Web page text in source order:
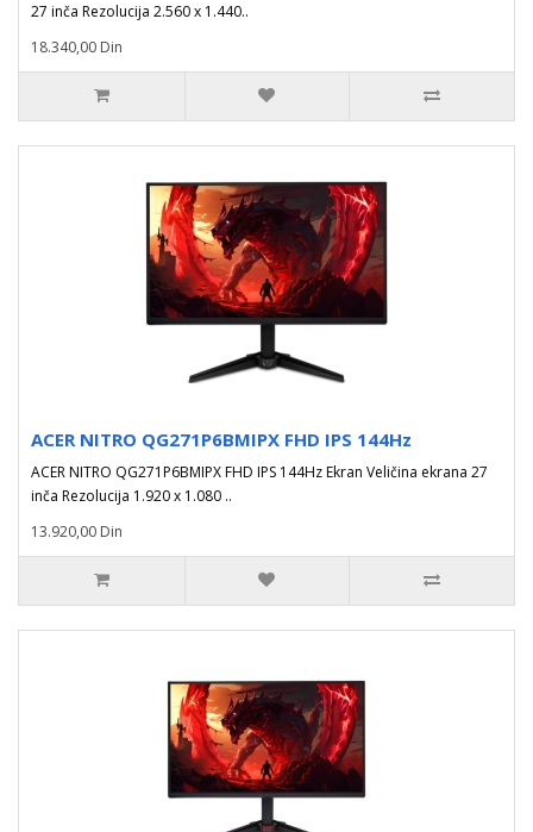
27 inča Rezolucija 2.560 x 1.440..
18.340,00 Din
ACER NITRO QG271P6BMIPX FHD IPS 144Hz
ACER NITRO QG271P6BMIPX FHD IPS 144Hz Ekran Veličina ekrana 27
inča Rezolucija 1.920 x 1.080 ..
13.920,00 Din